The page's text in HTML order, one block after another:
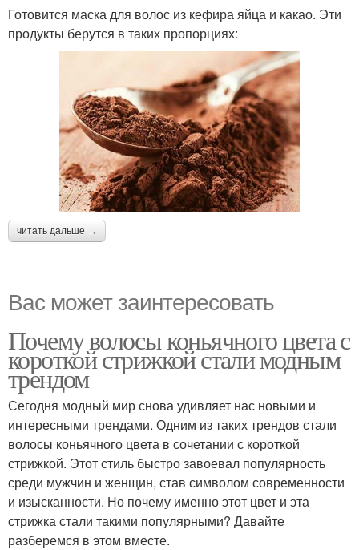
Готовится маска для волос из кефира яйца и какао. Эти
продукты берутся в таких пропорциях:
читать дальше →
Вас может заинтересовать
Почему волосы коньячного цвета с
короткой стрижкой стали модным
трендом
Сегодня модный мир снова удивляет нас новыми и
интересными трендами. Одним из таких трендов стали
волосы коньячного цвета в сочетании с короткой
стрижкой. Этот стиль быстро завоевал популярность
среди мужчин и женщин, став символом современности
и изысканности. Но почему именно этот цвет и эта
стрижка стали такими популярными? Давайте
разберемся в этом вместе.